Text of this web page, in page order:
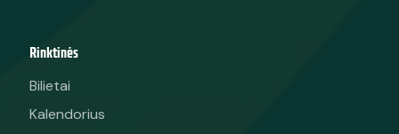
Rinktinės
Bilietai
Kalendorius